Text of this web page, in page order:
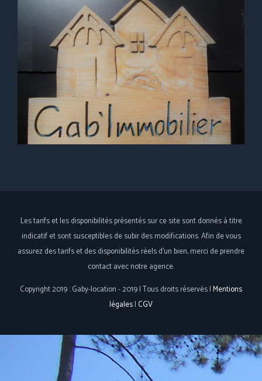
Les tarifs et les disponibilités présentés sur ce site sont donnés à titre
indicatif et sont susceptibles de subir des modifications. Afin de vous
assurez des tarifs et des disponibilités réels d'un bien, merci de prendre
contact avec notre agence.
Copyright 2019 : Gaby-location - 2019 | Tous droits réservés |Mentions
légales| CGV